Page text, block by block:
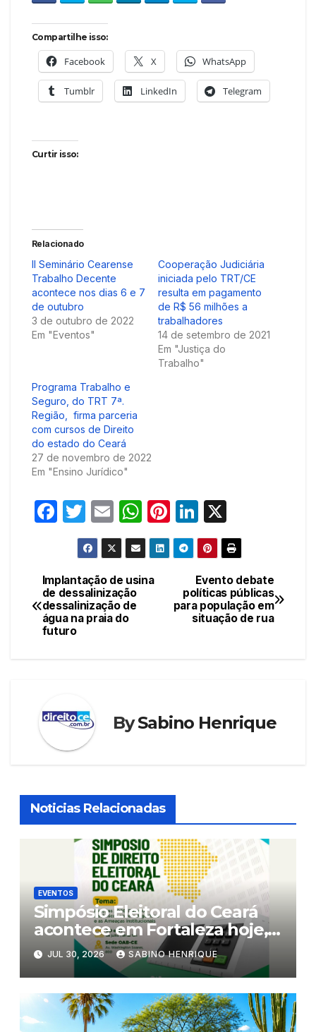
Compartilhe isso:
Facebook X WhatsApp
Tumblr LinkedIn Telegram
Curtir isso:
Relacionado
II Seminário Cearense
Trabalho Decente
acontece nos dias 6 e 7
de outubro
3 de outubro de 2022
Em "Eventos"
Cooperação Judiciária
iniciada pelo TRT/CE
resulta em pagamento
de R$ 56 milhões a
trabalhadores
14 de setembro de 2021
Em "Justiça do
Trabalho"
Programa Trabalho e
Seguro, do TRT 7ª.
Região, firma parceria
com cursos de Direito
do estado do Ceará
27 de novembro de 2022
Em "Ensino Jurídico"
F
e
b
o
T
w
itt
er
E
m
ail
W
h
at
s
Pi
nt
er
st
Li
n
k
e
dI
n
Navegação
de
Evento debate
políticas públicas
para população em
situação de rua
Implantação de usina
de dessalinização
dessalinização de
água na praia do
futuro
BySabino Henrique
Noticias Relacionadas
EVENTOS
Simpósio Eleitoral do Ceará
acontece em Fortaleza hoje,
5a. feira, e amanhã, 6a.feira
JUL 30, 2026 SABINO HENRIQUE